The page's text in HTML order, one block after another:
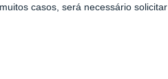
casos, será necessário solicitar